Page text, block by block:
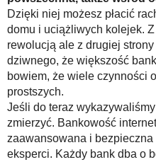
Dzięki niej możesz płacić
domu i uciążliwych kolejek.
rewolucją ale z drugiej
dziwnego, że większość
bowiem, że wiele czynności
prostszych.
Jeśli do teraz
zmierzyć. Bankowość
zaawansowana i
eksperci. Każdy bank dba o